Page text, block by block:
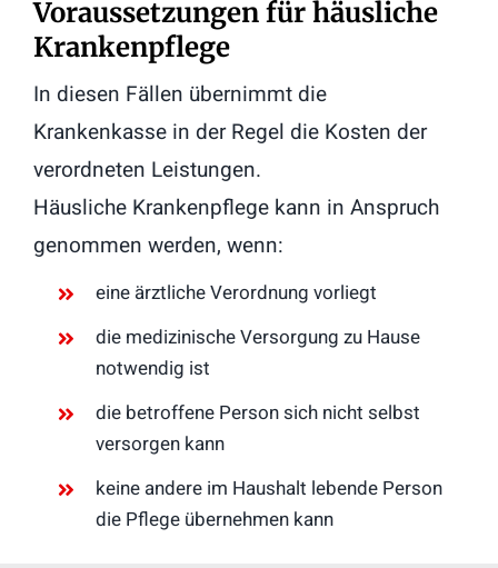
Voraussetzungen für häusliche
Krankenpflege
In diesen Fällen übernimmt die
Krankenkasse in der Regel die Kosten der
verordneten Leistungen.
Häusliche Krankenpflege kann in Anspruch
genommen werden, wenn:
eine ärztliche Verordnung vorliegt
die medizinische Versorgung zu Hause
notwendig ist
die betroffene Person sich nicht selbst
versorgen kann
keine andere im Haushalt lebende Person
die Pflege übernehmen kann